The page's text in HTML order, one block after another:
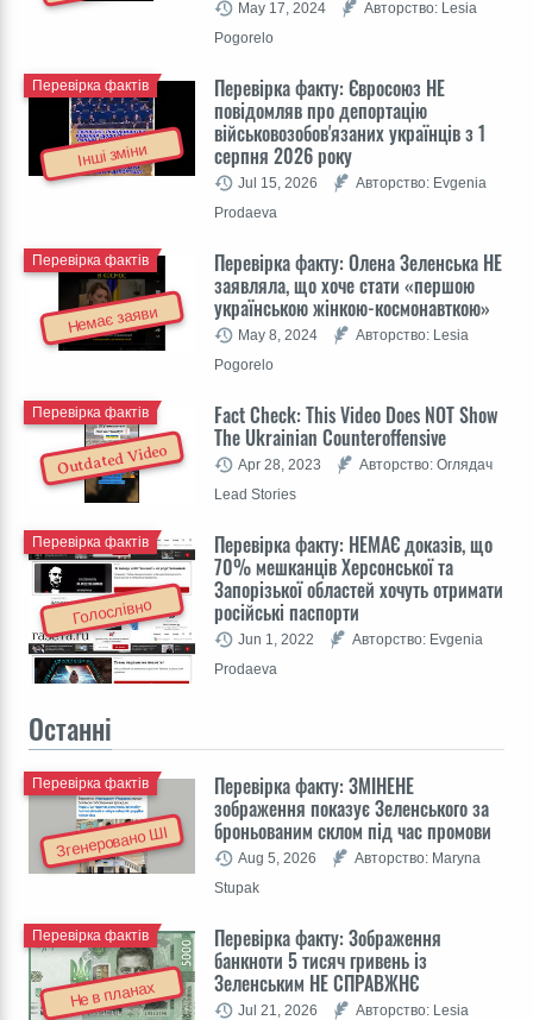
May 17, 2024
Авторство: Lesia
Pogorelo
Інші зміни
Перевірка факту: Євросоюз НЕ
повідомляв про депортацію
військовозобов'язаних українців з 1
серпня 2026 року
Перевірка фактів
Jul 15, 2026
Авторство: Evgenia
Prodaeva
Немає заяви
Перевірка факту: Олена Зеленська НЕ
заявляла, що хоче стати «першою
українською жінкою-космонавткою»
Перевірка фактів
May 8, 2024
Авторство: Lesia
Pogorelo
Outdated Video
Fact Check: This Video Does NOT Show
The Ukrainian Counteroffensive
Перевірка фактів
Apr 28, 2023
Авторство: Оглядач
Lead Stories
Голослівно
Перевірка факту: НЕМАЄ доказів, що
70% мешканців Херсонської та
Запорізької областей хочуть отримати
російські паспорти
Перевірка фактів
Jun 1, 2022
Авторство: Evgenia
Prodaeva
Останні
Згенеровано ШІ
Перевірка факту: ЗМІНЕНЕ
зображення показує Зеленського за
броньованим склом під час промови
Перевірка фактів
Aug 5, 2026
Авторство: Maryna
Stupak
Не в планах
Перевірка факту: Зображення
банкноти 5 тисяч гривень із
Зеленським НЕ СПРАВЖНЄ
Перевірка фактів
Jul 21, 2026
Авторство: Lesia